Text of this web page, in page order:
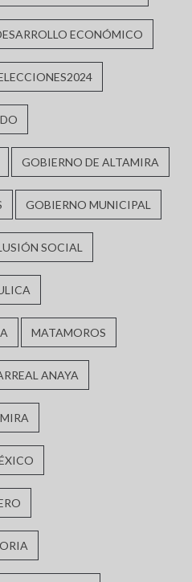
ECONÓMICO
GOBIERNO DE ALTAMIRA
GOBIERNO MUNICIPAL
SOCIAL
MATAMOROS
ANAYA